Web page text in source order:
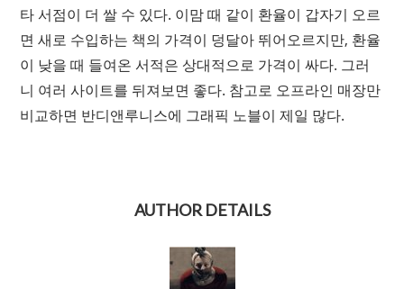
타 서점이 더 쌀 수 있다. 이맘 때 같이 환율이 갑자기 오르
면 새로 수입하는 책의 가격이 덩달아 뛰어오르지만, 환율
이 낮을 때 들여온 서적은 상대적으로 가격이 싸다. 그러
니 여러 사이트를 뒤져보면 좋다. 참고로 오프라인 매장만
비교하면 반디앤루니스에 그래픽 노블이 제일 많다.
AUTHOR DETAILS